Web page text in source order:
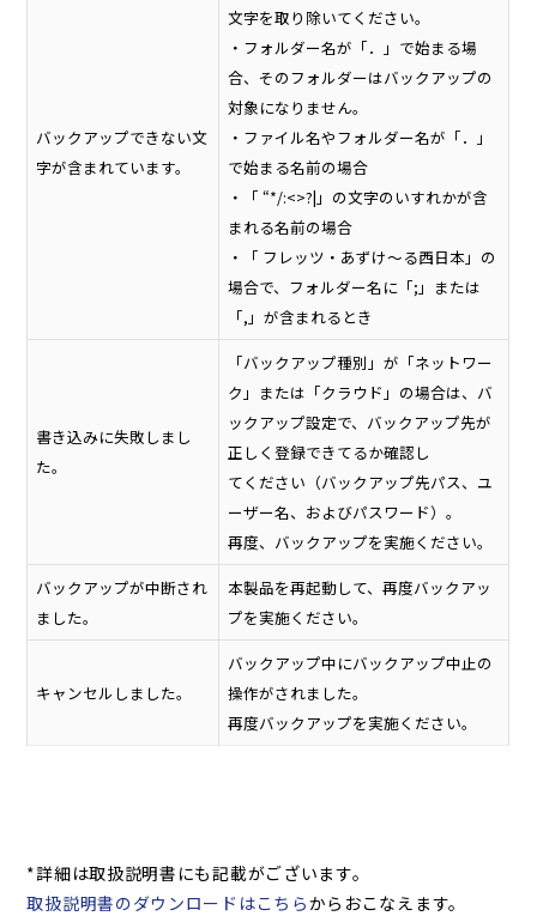
バックアップできない文
字が含まれています。
文字を取り除いてください。
・フォルダー名が「．」で始まる場
合、そのフォルダーはバックアップの
対象になりません。
・ファイル名やフォルダー名が「．」
で始まる名前の場合
・「 “*/:<>?|」の文字のいすれかが含
まれる名前の場合
・「 フレッツ・あずけ～る西日本」の
場合で、フォルダー名に「;」または
「,」が含まれるとき
書き込みに失敗しまし
た。
「バックアップ種別」が「ネットワー
ク」または「クラウド」の場合は、バ
ックアップ設定で、バックアップ先が
正しく登録できてるか確認し
てください（バックアップ先パス、ユ
ーザー名、およびパスワード）。
再度、バックアップを実施ください。
バックアップが中断され
ました。
本製品を再起動して、再度バックアッ
プを実施ください。
キャンセルしました。
バックアップ中にバックアップ中止の
操作がされました。
再度バックアップを実施ください。
*詳細は取扱説明書にも記載がございます。
取扱説明書のダウンロードはこちらからおこなえます。